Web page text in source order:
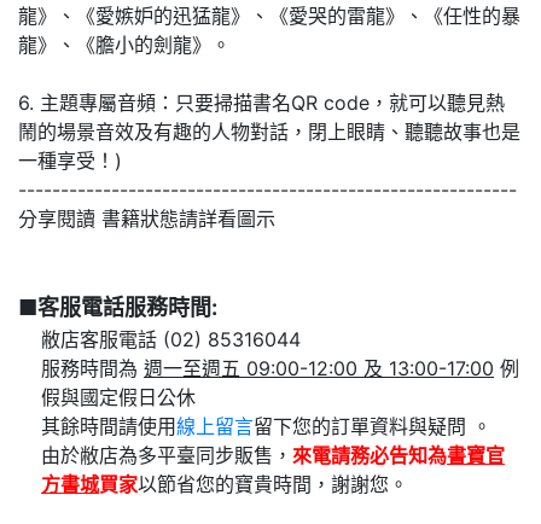
龍》、《愛嫉妒的迅猛龍》、《愛哭的雷龍》、《任性的暴
龍》、《膽小的劍龍》。
6. 主題專屬音頻：只要掃描書名QR code，就可以聽見熱
鬧的場景音效及有趣的人物對話，閉上眼睛、聽聽故事也是
一種享受！)
-----------------------------------------------------------
分享閱讀 書籍狀態請詳看圖示
■客服電話服務時間:
敝店客服電話 (02) 85316044
服務時間為 週一至週五 09:00-12:00 及 13:00-17:00 例
假與國定假日公休
其餘時間請使用線上留言
留下您的訂單資料與疑問 。
由於敝店為多平臺同步販售， 來電請務必告知為書寶官
方書城買家以節省您的寶貴時間，謝謝您。